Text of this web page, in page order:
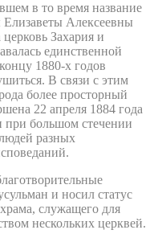
в то время название
Елизаветы Алексеевны
Захария и
единственной
1880-х годов
В связи с этим
более просторный
22 апреля 1884 года
при большом стечении
разных
и носил статус
служащего для
нескольких церквей.